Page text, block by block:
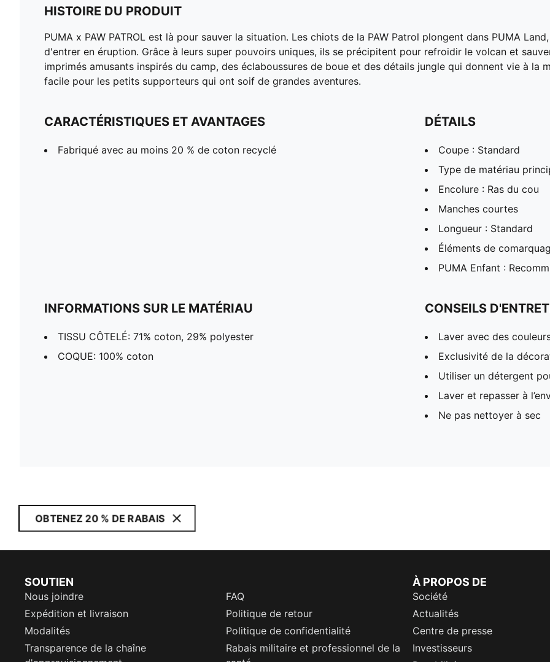
HISTOIRE DU PRODUIT
PUMA x PAW PATROL est là pour sauver la situation. Les chiots de la PAW Patrol plongent dans PUMA
d'entrer en éruption. Grâce à leurs super pouvoirs uniques, ils se précipitent pour refroidir le volcan et
imprimés amusants inspirés du camp, des éclaboussures de boue et des détails jungle qui donnent vie à la
facile pour les petits supporteurs qui ont soif de grandes aventures.
CARACTÉRISTIQUES ET AVANTAGES
Fabriqué avec au moins 20 % de coton recyclé
DÉTAILS
Coupe : Standard
Type de matériau
Encolure : Ras du cou
Manches courtes
Longueur : Standard
Éléments de
PUMA Enfant :
INFORMATIONS SUR LE MATÉRIAU
TISSU CÔTELÉ: 71% coton, 29% polyester
COQUE: 100% coton
CONSEILS
Laver avec des
Exclusivité de la
Utiliser un détergent
Laver et repasser à
Ne pas nettoyer à sec
OBTENEZ 20 % DE RABAIS
SOUTIEN
Nous joindre
FAQ
Expédition et livraison
Politique de retour
Modalités
Politique de confidentialité
Transparence de la chaîne
Rabais militaire et professionnel de la
À PROPOS DE
Société
Actualités
Centre de presse
Investisseurs